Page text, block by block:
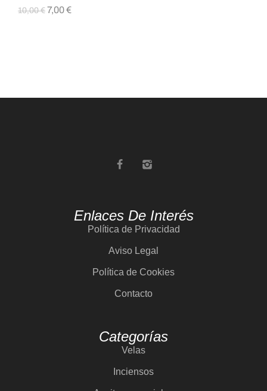
10,00€ 7,00€
Enlaces De Interés
Política de Privacidad
Aviso Legal
Política de Cookies
Contacto
Categorías
Velas
Inciensos